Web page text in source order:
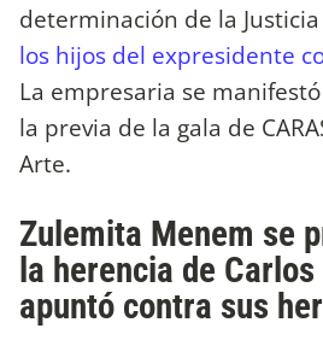
determinación de la
los hijos del expresidente
La empresaria se
la previa de la gala de
Arte.
Zulemita Menem se
la herencia de
apuntó contra sus